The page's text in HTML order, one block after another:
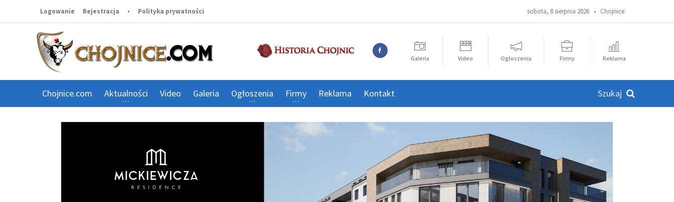
sobota, 8 sierpnia 2026 • Chojnice
Logowanie Rejestracja • Polityka prywatności
Galeria Video Ogłoszenia Firmy Reklama
Chojnice.com Aktualności Video Galeria Ogłoszenia Firmy Reklama Kontakt